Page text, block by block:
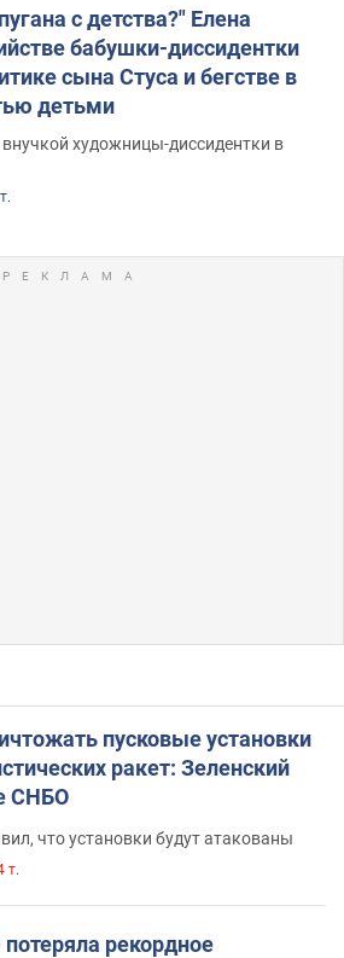
с детства?" Елена
бабушки-диссидентки
сына Стуса и бегстве в
детьми
внучкой художницы-диссидентки в
пусковые установки
ракет: Зеленский
СНБО
что установки будут атакованы
т.
рекордное